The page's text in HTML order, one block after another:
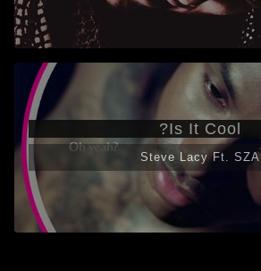
Is It Cool?
Steve Lacy Ft. SZA